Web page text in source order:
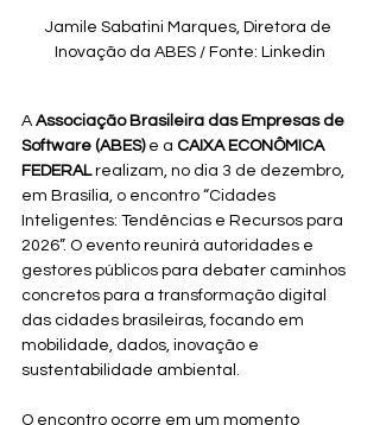
Jamile Sabatini Marques, Diretora de
Inovação da ABES / Fonte: Linkedin
A Associação Brasileira das Empresas de
Software (ABES) e a CAIXA ECONÔMICA
FEDERAL realizam, no dia 3 de dezembro,
em Brasília, o encontro “Cidades
Inteligentes: Tendências e Recursos para
2026”. O evento reunirá autoridades e
gestores públicos para debater caminhos
concretos para a transformação digital
das cidades brasileiras, focando em
mobilidade, dados, inovação e
sustentabilidade ambiental.
O encontro ocorre em um momento